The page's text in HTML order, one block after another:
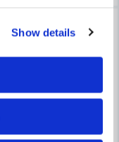
Show details